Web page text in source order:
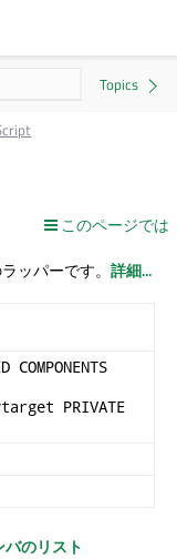
このページでは
ッパーです。 詳細...
PRIVATE
のリスト